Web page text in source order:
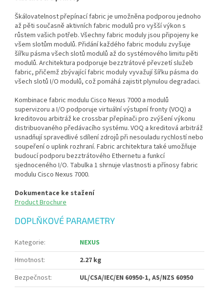
Škálovatelnost přepínací fabric je umožněna podporou jednoho
až pěti současně aktivních fabric modulů pro vyšší výkon s
růstem vašich potřeb. Všechny fabric moduly jsou připojeny ke
všem slotům modulů. Přidání každého fabric modulu zvyšuje
šířku pásma všech slotů modulů až do systémového limitu pěti
modulů. Architektura podporuje bezztrátové převzetí služeb
fabric, přičemž zbývající fabric moduly vyvažují šířku pásma do
všech slotů I/O modulů, což pomáhá zajistit plynulou degradaci.
Kombinace fabric modulu Cisco Nexus 7000 a modulů
supervizoru a I/O podporuje virtuální výstupní fronty (VOQ) a
kreditovou arbitráž ke crossbar přepínači pro zvýšení výkonu
distribuovaného předávacího systému. VOQ a kreditová arbitráž
usnadňují spravedlivé sdílení zdrojů při nesouladu rychlostí nebo
soupeření o uplink rozhraní. Fabric architektura také umožňuje
budoucí podporu bezztrátového Ethernetu a funkcí
sjednoceného I/O. Tabulka 1 shrnuje vlastnosti a přínosy fabric
modulu Cisco Nexus 7000.
Dokumentace ke stažení
Product Brochure
DOPLŇKOVÉ PARAMETRY
Kategorie:
NEXUS
Hmotnost:
2.27 kg
Bezpečnost: UL/CSA/IEC/EN 60950-1, AS/NZS 60950